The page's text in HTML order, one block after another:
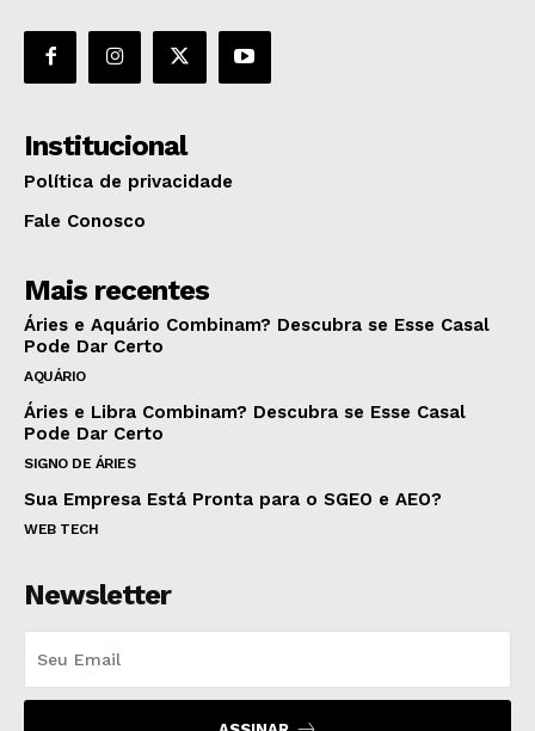
Institucional
Política de privacidade
Fale Conosco
Mais recentes
Áries e Aquário Combinam? Descubra se Esse Casal
Pode Dar Certo
AQUÁRIO
Áries e Libra Combinam? Descubra se Esse Casal
Pode Dar Certo
SIGNO DE ÁRIES
Sua Empresa Está Pronta para o SGEO e AEO?
WEB TECH
Newsletter